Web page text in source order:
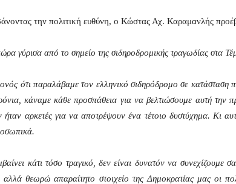
την πολιτική ευθύνη, ο Κώστας Αχ. Καραμανλής
γύρισα από το σημείο της σιδηροδρομικής τραγωδίας στα
ότι παραλάβαμε τον ελληνικό σιδηρόδρομο σε κατάσταση
κάναμε κάθε προσπάθεια για να βελτιώσουμε αυτή την
ήταν αρκετές για να αποτρέψουν ένα τέτοιο δυστύχημα. Κι
κάτι τόσο τραγικό, δεν είναι δυνατόν να συνεχίζουμε
αλλά θεωρώ απαραίτητο στοιχείο της Δημοκρατίας μας οι